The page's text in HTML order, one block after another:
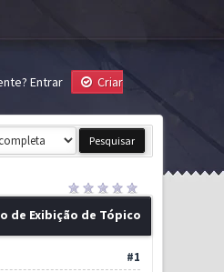
Entrar
Criar
de Exibição de Tópico
#1